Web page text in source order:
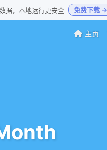
据，本地运行更安全 免费下载 →
主页